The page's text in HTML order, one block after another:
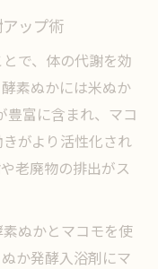
ップ術
で、体の代謝を効
素ぬかには米ぬか
豊富に含まれ、マコ
がより活性化され
老廃物の排出がス
ぬかとマコモを使
か発酵入浴剤にマ